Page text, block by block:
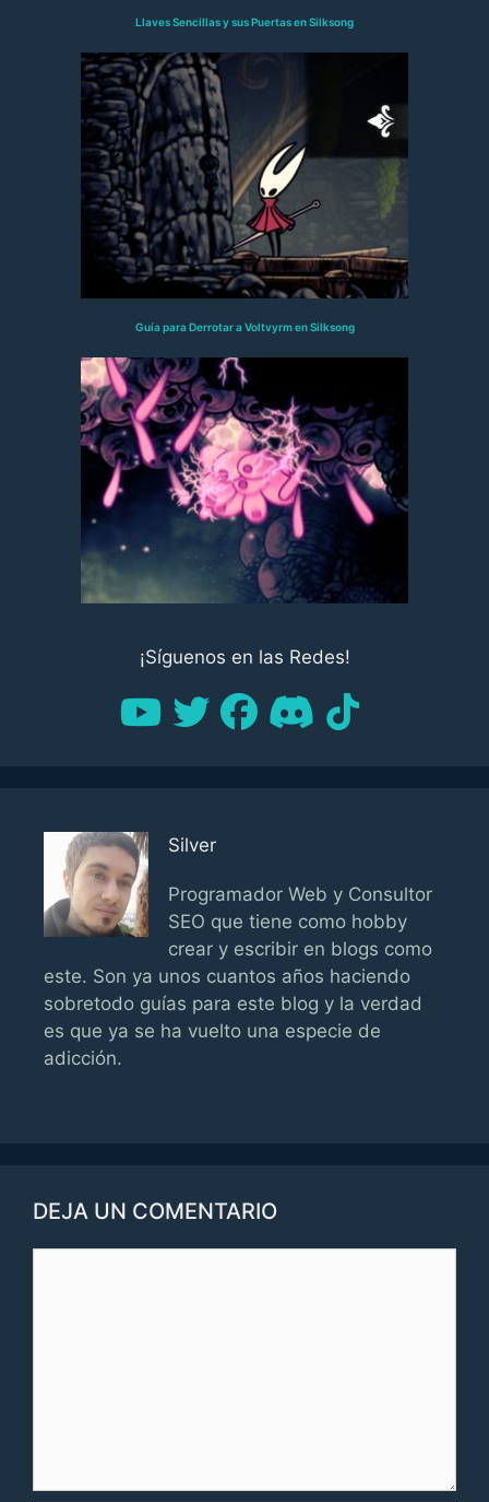
Llaves Sencillas y sus Puertas en Silksong
Guía para Derrotar a Voltvyrm en Silksong
¡Síguenos en las Redes!
Silver
Programador Web y Consultor
SEO que tiene como hobby
crear y escribir en blogs como
este. Son ya unos cuantos años haciendo
sobretodo guías para este blog y la verdad
es que ya se ha vuelto una especie de
adicción.
DEJA UN COMENTARIO